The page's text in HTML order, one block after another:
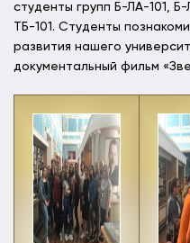
студенты групп Б-ЛА-101,
ТБ-101. Студенты
развития нашего
документальный фильм